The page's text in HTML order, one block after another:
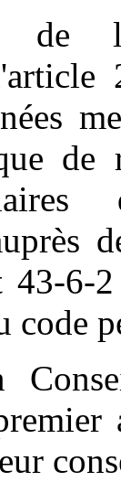
de
de
6-
code